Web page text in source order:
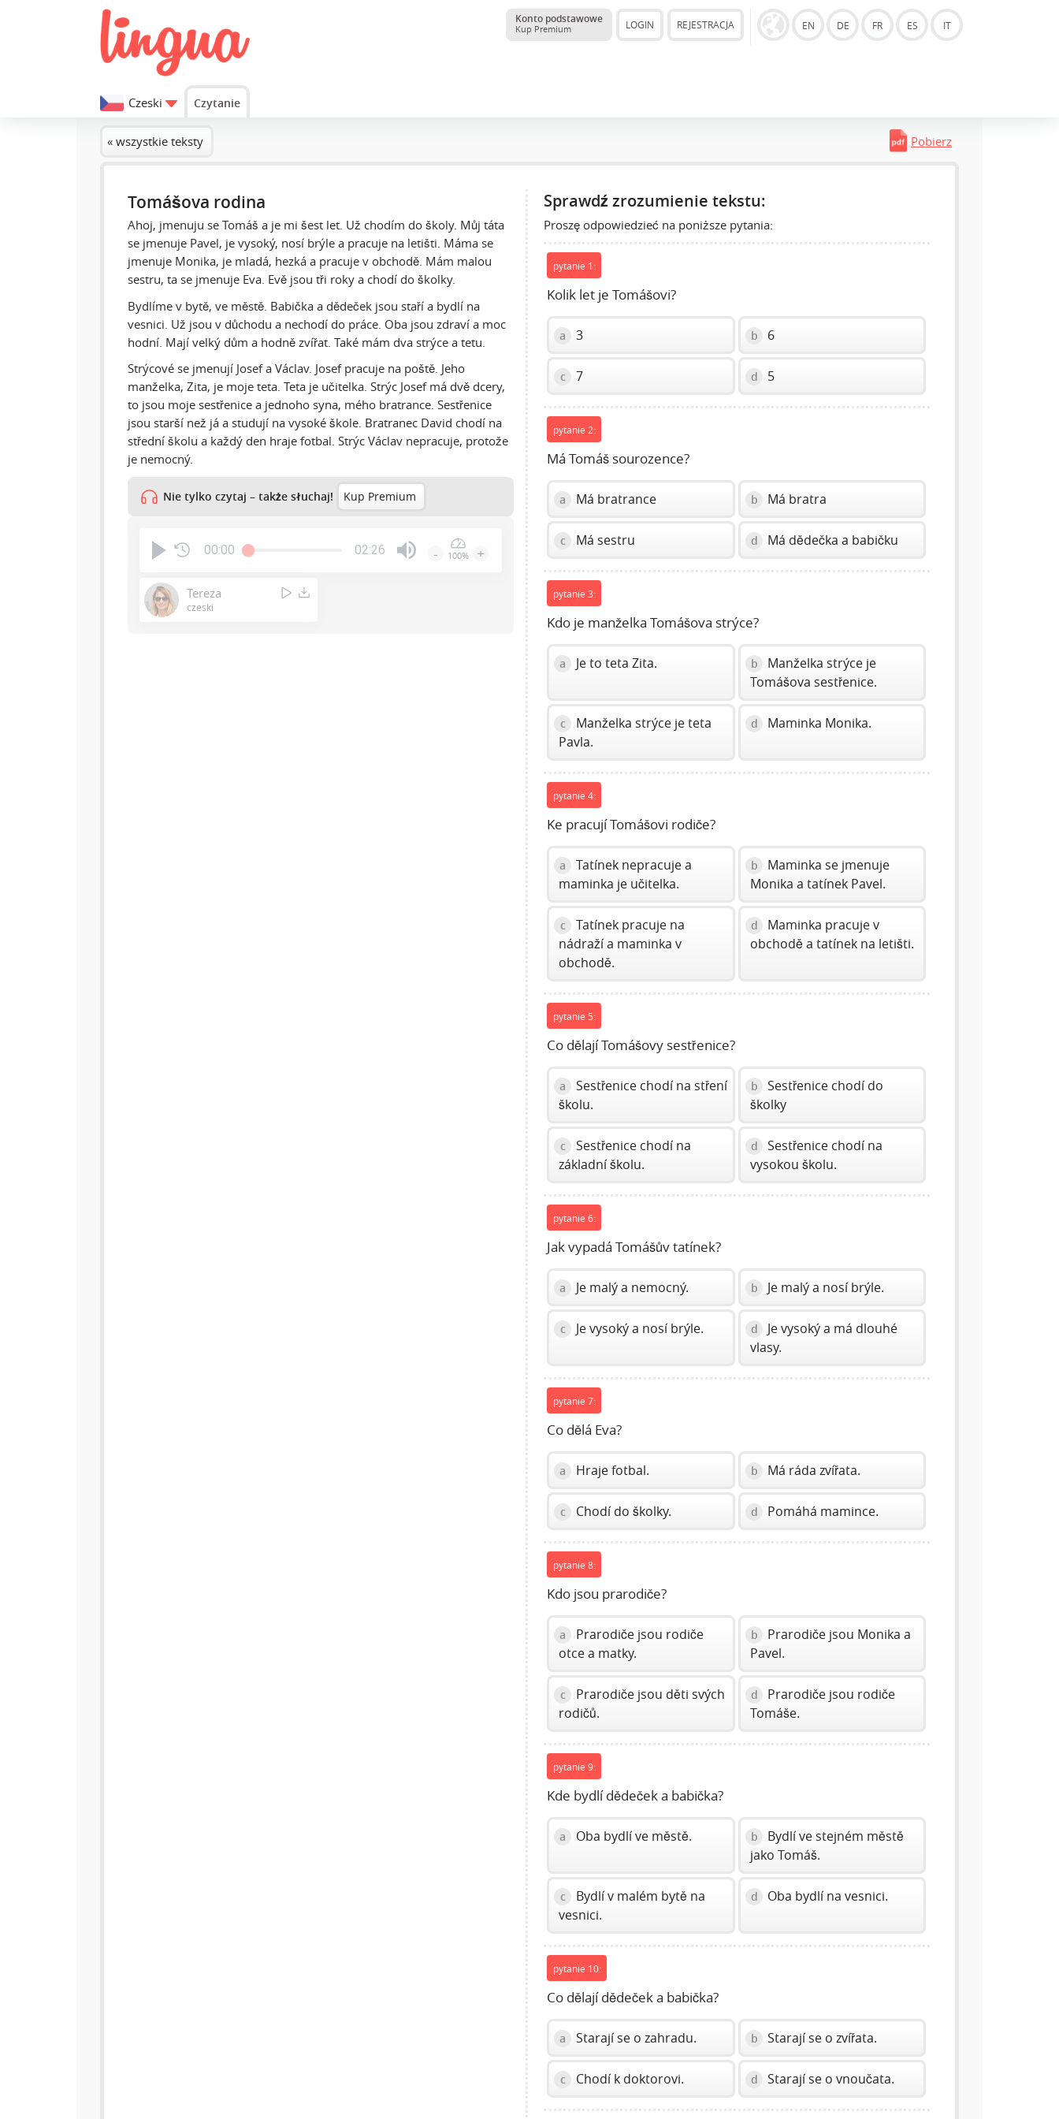
Konto podstawowe
Kup Premium LOGIN REJESTRACJA EN DE FR ES IT
Czeski Czytanie
« wszystkie teksty Pobierz
Tomášova rodina
Ahoj, jmenuju se Tomáš a je mi šest let. Už chodím do školy. Můj táta
se jmenuje Pavel, je vysoký, nosí brýle a pracuje na letišti. Máma se
jmenuje Monika, je mladá, hezká a pracuje v obchodě. Mám malou
sestru, ta se jmenuje Eva. Evě jsou tři roky a chodí do školky.
Bydlíme v bytě, ve městě. Babička a dědeček jsou staří a bydlí na
vesnici. Už jsou v důchodu a nechodí do práce. Oba jsou zdraví a moc
hodní. Mají velký dům a hodně zvířat. Také mám dva strýce a tetu.
Strýcové se jmenují Josef a Václav. Josef pracuje na poště. Jeho
manželka, Zita, je moje teta. Teta je učitelka. Strýc Josef má dvě dcery,
to jsou moje sestřenice a jednoho syna, mého bratrance. Sestřenice
jsou starší než já a studují na vysoké škole. Bratranec David chodí na
střední školu a každý den hraje fotbal. Strýc Václav nepracuje, protože
je nemocný.
Nie tylko czytaj – także słuchaj! Kup Premium
00:00 02:26 - 100% +
Tereza
czeski
Sprawdź zrozumienie tekstu:
Proszę odpowiedzieć na poniższe pytania:
pytanie 1:
Kolik let je Tomášovi?
a 3 b 6
c 7 d 5
pytanie 2:
Má Tomáš sourozence?
a Má bratrance b Má bratra
c Má sestru d Má dědečka a babičku
pytanie 3:
Kdo je manželka Tomášova strýce?
a Je to teta Zita. b
Manželka strýce je
Tomášova sestřenice.
c
Manželka strýce je teta
Pavla.
d Maminka Monika.
pytanie 4:
Ke pracují Tomášovi rodiče?
a
Tatínek nepracuje a
maminka je učitelka.
b
Maminka se jmenuje
Monika a tatínek Pavel.
c
Tatínek pracuje na
nádraží a maminka v
obchodě.
d
Maminka pracuje v
obchodě a tatínek na letišti.
pytanie 5:
Co dělají Tomášovy sestřenice?
a
Sestřenice chodí na stření
školu.
b
Sestřenice chodí do
školky
c
Sestřenice chodí na
základní školu.
d
Sestřenice chodí na
vysokou školu.
pytanie 6:
Jak vypadá Tomášův tatínek?
a Je malý a nemocný. b Je malý a nosí brýle.
c Je vysoký a nosí brýle. d
Je vysoký a má dlouhé
vlasy.
pytanie 7:
Co dělá Eva?
a Hraje fotbal. b Má ráda zvířata.
c Chodí do školky. d Pomáhá mamince.
pytanie 8:
Kdo jsou prarodiče?
a
Prarodiče jsou rodiče
otce a matky.
b
Prarodiče jsou Monika a
Pavel.
c
Prarodiče jsou děti svých
rodičů.
d
Prarodiče jsou rodiče
Tomáše.
pytanie 9:
Kde bydlí dědeček a babička?
a Oba bydlí ve městě. b
Bydlí ve stejném městě
jako Tomáš.
c
Bydlí v malém bytě na
vesnici.
d Oba bydlí na vesnici.
pytanie 10:
Co dělají dědeček a babička?
a Starají se o zahradu. b Starají se o zvířata.
c Chodí k doktorovi. d Starají se o vnoučata.